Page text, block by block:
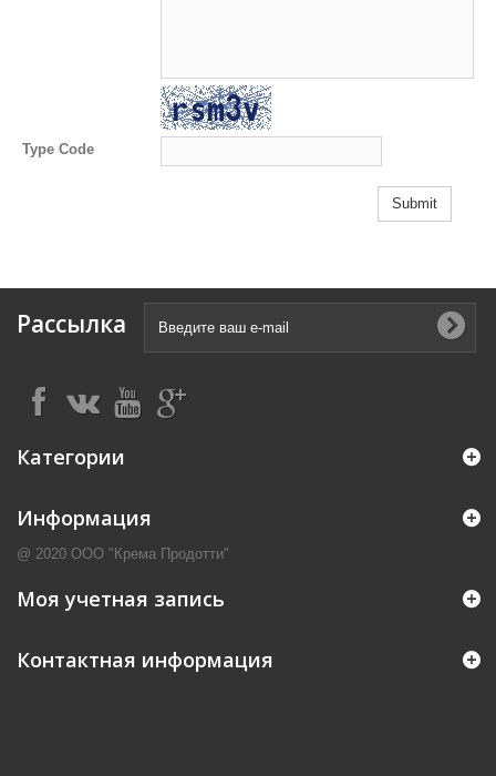
Type Code
Рассылка
Категории
Информация
@ 2020 ООО "Крема Продотти"
Моя учетная запись
Контактная информация